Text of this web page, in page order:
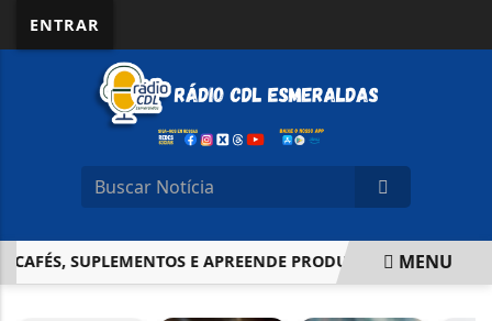
ENTRAR
SUPLEMENTOS E APREENDE PRODUTOS IRREGULARES
MENU